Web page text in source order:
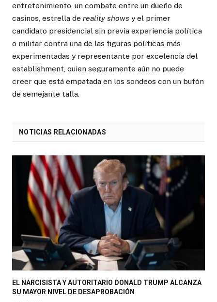
entretenimiento, un combate entre un dueño de
casinos, estrella de reality shows y el primer
candidato presidencial sin previa experiencia política
o militar contra una de las figuras políticas más
experimentadas y representante por excelencia del
establishment, quien seguramente aún no puede
creer que está empatada en los sondeos con un bufón
de semejante talla.
NOTICIAS RELACIONADAS
EL NARCISISTA Y AUTORITARIO DONALD TRUMP ALCANZA
SU MAYOR NIVEL DE DESAPROBACIÓN